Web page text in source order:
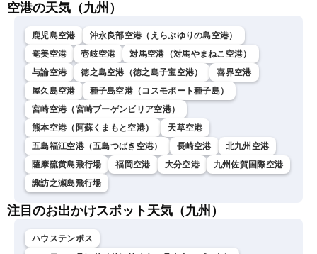
空港の天気（九州）
鹿児島空港
沖永良部空港（えらぶゆりの島空港）
奄美空港
壱岐空港
対馬空港（対馬やまねこ空港）
与論空港
徳之島空港（徳之島子宝空港）
喜界空港
屋久島空港
種子島空港（コスモポート種子島）
宮崎空港（宮崎ブーゲンビリア空港）
熊本空港（阿蘇くまもと空港）
天草空港
五島福江空港（五島つばき空港）
長崎空港
北九州空港
薩摩硫黄島飛行場
福岡空港 大分空港
九州佐賀国際空港
諏訪之瀬島飛行場
注目のお出かけスポット天気（九州）
ハウステンボス